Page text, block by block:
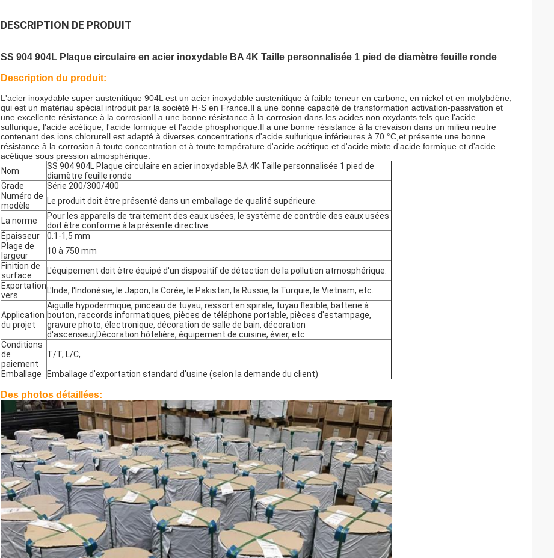
Laisser un message Nous vous rappellerons bientôt!
SOUMETTRE
DESCRIPTION DE PRODUIT
SS 904 904L Plaque circulaire en acier inoxydable BA 4K Taille personnalisée 1 pied de diamètre feuille ronde
Description du produit:
L'acier inoxydable super austenitique 904L est un acier inoxydable austenitique à faible teneur en carbone, en nickel et en molybdène,
qui est un matériau spécial introduit par la société H·S en France.Il a une bonne capacité de transformation activation-passivation et
une excellente résistance à la corrosionIl a une bonne résistance à la corrosion dans les acides non oxydants tels que l'acide
sulfurique, l'acide acétique, l'acide formique et l'acide phosphorique.Il a une bonne résistance à la crevaison dans un milieu neutre
contenant des ions chlorureIl est adapté à diverses concentrations d'acide sulfurique inférieures à 70 °C,et présente une bonne
résistance à la corrosion à toute concentration et à toute température d'acide acétique et d'acide mixte d'acide formique et d'acide
acétique sous pression atmosphérique.
Nom
SS 904 904L Plaque circulaire en acier inoxydable BA 4K Taille personnalisée 1 pied de
diamètre feuille ronde
Grade
Série 200/300/400
Numéro de
modèle
Le produit doit être présenté dans un emballage de qualité supérieure.
La norme
Pour les appareils de traitement des eaux usées, le système de contrôle des eaux usées
doit être conforme à la présente directive.
Épaisseur
0.1-1,5 mm
Plage de
largeur
10 à 750 mm
Finition de
surface
L'équipement doit être équipé d'un dispositif de détection de la pollution atmosphérique.
Exportation
vers
L'Inde, l'Indonésie, le Japon, la Corée, le Pakistan, la Russie, la Turquie, le Vietnam, etc.
Application
du projet
Aiguille hypodermique, pinceau de tuyau, ressort en spirale, tuyau flexible, batterie à
bouton, raccords informatiques, pièces de téléphone portable, pièces d'estampage,
gravure photo, électronique, décoration de salle de bain, décoration
d'ascenseur,Décoration hôtelière, équipement de cuisine, évier, etc.
Conditions
de
paiement
T/T, L/C,
Emballage Emballage d'exportation standard d'usine (selon la demande du client)
Des photos détaillées: